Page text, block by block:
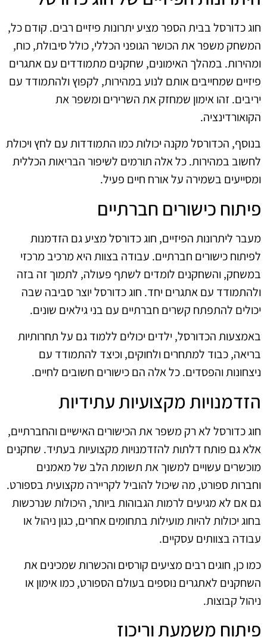
חוג כדורסל בבית הספר מציע יתרונות פיזיים רבים. קודם כל,
המשחק משפר את הכושר הגופני הכללי, כולל סיבולת, כוח,
ומהירות. במהלך האימונים, שחקנים מתמודדים עם אתגרים
פיזיים שמחייבים אותם לנוע במהירות, לקפוץ ולהתמודד עם
יריבים. זהו אימון שמחזק את השרירים ומשפר את
הקואורדינציה.
בנוסף, הכדורסל מקנה יכולות כמו התמודדות עם לחץ ויכולת
לחשוב במהירות. כל אלה תורמים לשיפור הבריאות הכללית
ומסייעים בשמירה על אורח חיים פעיל.
פיתוח כישורים חברתיים
מעבר ליתרונות הפיזיים, חוג כדורסל מציע גם הזדמנות
לפיתוח כישורים חברתיים. עבודה בצוות היא מרכיב מרכזי
במשחק, והשחקנים לומדים לשתף פעולה, לתמוך זה בזה
ולהתמודד עם אתגרים יחד. חוג כדורסל יוצר סביבה שבה
יכולים להתפתח קשרים חברתיים עם בני גילאים שונים.
באמצעות הכדורסל, ילדים יכולים ללמוד גם על תחרותיות
בריאה, כבוד למתחרים ולחוקים, וכיצד להתמודד עם
ניצחונות והפסדים. כל אלה הם כישורים חשובים לחיים.
הזדמנויות מקצועיות עתידיות
חוג כדורסל לא רק משפר את הכישורים האישיים והחברתיים,
אלא גם פותח דלתות להזדמנויות מקצועיות בעתיד. שחקנים
מוכשרים עשויים למשוך את תשומת הלב של מאמנים
וחברות ספורט, מה שיכול להוביל לקריירה מקצועית בספורט.
גם אם לא מגיעים לרמות הגבוהות ביותר, היכולות שנרכשות
בחוג יכולות להיות מועילות בתחומים אחרים, כגון ניהול או
עבודה בצוותים עסקיים.
כמו כן, חוגים רבים מציעים קורסים והכשרות שמכינים את
השחקנים לאתגרים נוספים בעולם הספורט, כמו אימון או
ניהול קבוצות.
פיתוח משמעת וריכוז